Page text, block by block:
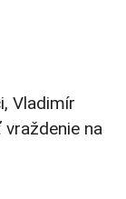
Vladimír
na